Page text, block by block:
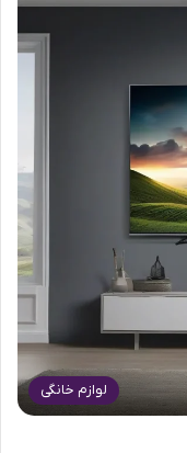
لوازم خانگی